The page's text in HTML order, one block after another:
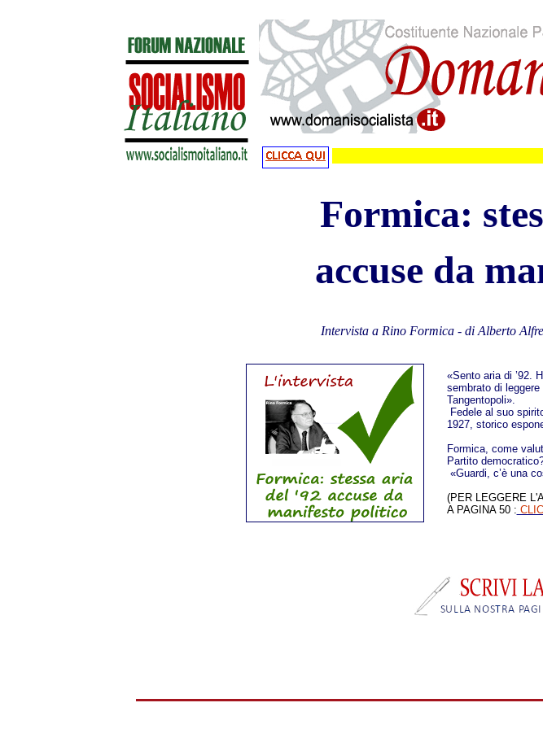
Formica:
accuse da
Intervista a Rino Formica - di Alberto
«Sento aria di ’92.
sembrato di
Tangentopoli».
Fedele al suo
1927, storico
Formica, come
Partito
«Guardi, c’è una
(PER LEGGERE
A PAGINA 50: